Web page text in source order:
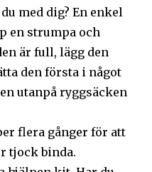
med dig? En enkel
en strumpa och
är full, lägg den
den första i något
utanpå ryggsäcken
flera gånger för att
tjock binda.